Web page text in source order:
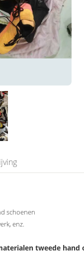
schoenen
enz.
tweede hand